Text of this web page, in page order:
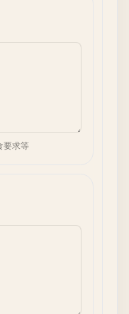
要求等